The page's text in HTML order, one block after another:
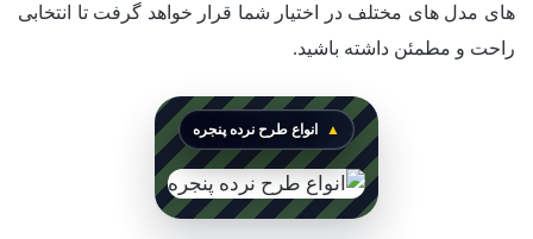
های مدل های مختلف در اختیار شما قرار خواهد گرفت تا انتخابی
راحت و مطمئن داشته باشید.
انواع طرح نرده پنجره